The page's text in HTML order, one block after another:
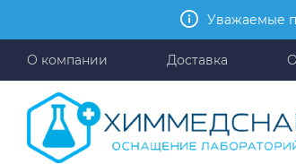
Уважаемые
О компании Доставка